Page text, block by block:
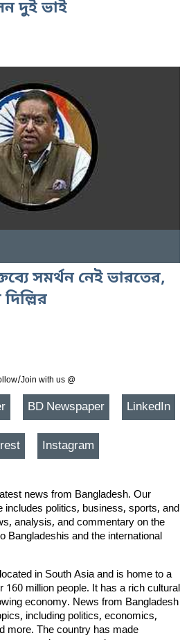
দুই ভাই
সমর্থন নেই ভারতের,
Join with us @
BD Newspaper LinkedIn
Instagram
news from Bangladesh. Our
includes politics, business, sports, and
analysis, and commentary on the
Bangladeshis and the international
in South Asia and is home to a
160 million people. It has a rich cultural
economy. News from Bangladesh
including politics, economics,
more. The country has made